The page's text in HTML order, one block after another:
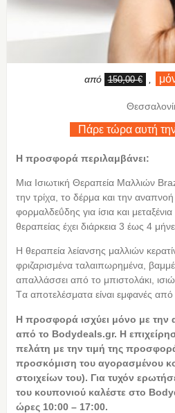
από 150,00 €
Πάρε τώρα αυτή
Η προσφορά περιλαμβάνει:
Μια Ισιωτική Θεραπεία Μαλλιών
την τρίχα, το δέρμα και την αναπνοή
φορμαλδεΰδης για ίσια και
θεραπείας έχει διάρκεια 3 έως 4
Η θεραπεία λείανσης μαλλιών
φριζαρισμένα ταλαιπωρημένα,
απαλλάσσει από το μπιστολάκι,
Tα αποτελέσματα είναι εμφανές
Η προσφορά ισχύει μόνο με την
από το Bodydeals.gr. Η
πελάτη με την τιμή της
προσκόμιση του αγορασμένου
στοιχείων του). Για τυχόν
του κουπονιού καλέστε στο
ώρες 10:00 – 17:00.